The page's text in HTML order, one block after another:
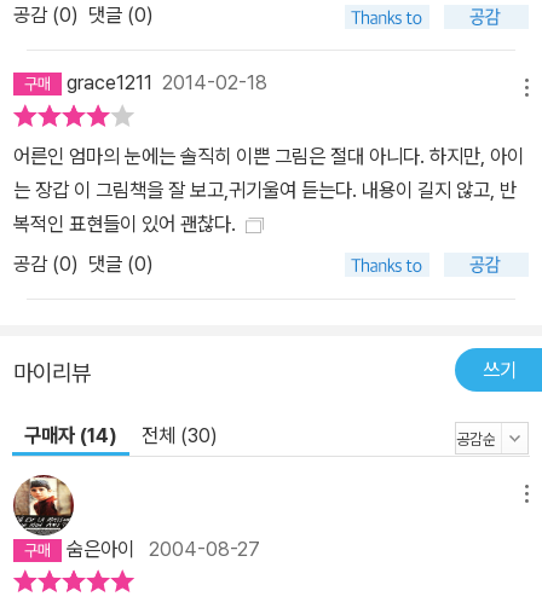
공감 (0) 댓글 (0)
grace1211 2014-02-18
어른인 엄마의 눈에는 솔직히 이쁜 그림은 절대 아니다. 하지만, 아이
는 장갑 이 그림책을 잘 보고,귀기울여 듣는다. 내용이 길지 않고, 반
복적인 표현들이 있어 괜찮다.
공감 (0) 댓글 (0)
마이리뷰 쓰기
구매자 (14) 전체 (30)
숨은아이 2004-08-27